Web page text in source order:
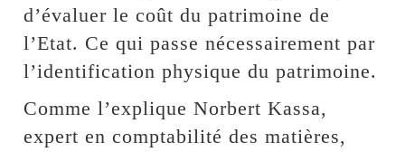
d’évaluer le coût du patrimoine de
l’Etat. Ce qui passe nécessairement par
l’identification physique du patrimoine.
Comme l’explique Norbert Kassa,
expert en comptabilité des matières,